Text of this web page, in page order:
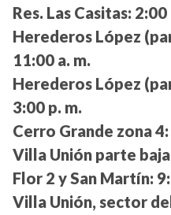
Res. Las Casitas: 2:00
Herederos López
11:00 a. m.
Herederos López
3:00 p. m.
Cerro Grande zona 4:
Villa Unión parte
Flor 2 y San Martín:
Villa Unión, sector